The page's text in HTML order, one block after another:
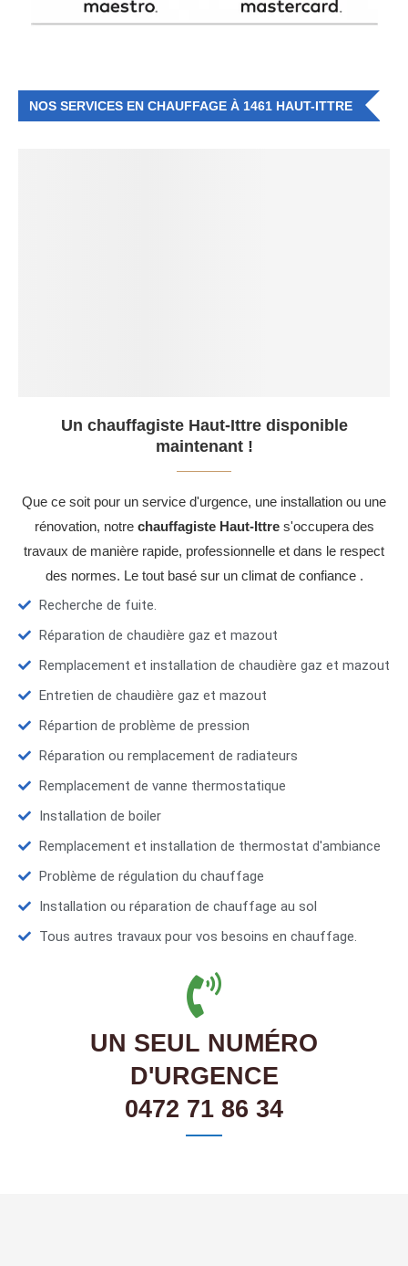
NOS SERVICES EN CHAUFFAGE À 1461 HAUT-ITTRE
Un chauffagiste Haut-Ittre disponible
maintenant !
Que ce soit pour un service d'urgence, une installation ou une
rénovation, notre chauffagiste Haut-Ittres'occupera des
travaux de manière rapide, professionnelle et dans le respect
des normes. Le tout basé sur un climat de confiance .
Recherche de fuite.
Réparation de chaudière gaz et mazout
Remplacement et installation de chaudière gaz et mazout
Entretien de chaudière gaz et mazout
Répartion de problème de pression
Réparation ou remplacement de radiateurs
Remplacement de vanne thermostatique
Installation de boiler
Remplacement et installation de thermostat d'ambiance
Problème de régulation du chauffage
Installation ou réparation de chauffage au sol
Tous autres travaux pour vos besoins en chauffage.
UN SEUL NUMÉRO
D'URGENCE
0472 71 86 34